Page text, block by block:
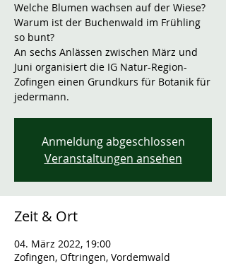
Welche Blumen wachsen auf der Wiese?
Warum ist der Buchenwald im Frühling
so bunt?
An sechs Anlässen zwischen März und
Juni organisiert die IG Natur-Region-
Zofingen einen Grundkurs für Botanik für
jedermann.
Anmeldung abgeschlossen
Veranstaltungen ansehen
Zeit & Ort
04. März 2022, 19:00
Zofingen, Oftringen, Vordemwald